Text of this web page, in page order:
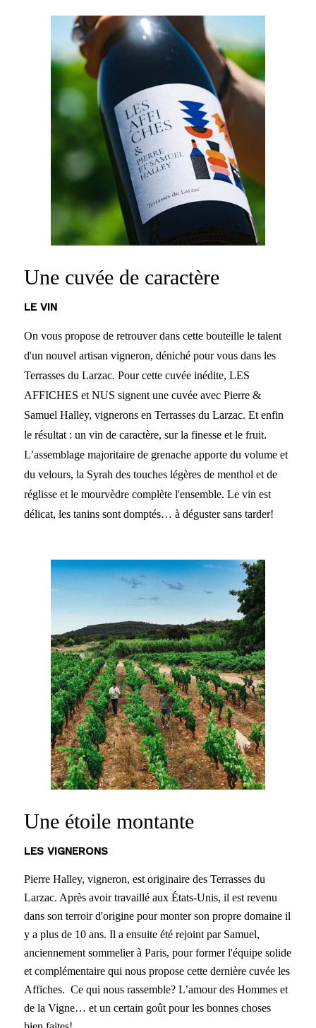
Une cuvée de caractère
LE VIN
On vous propose de retrouver dans cette bouteille le talent
d'un nouvel artisan vigneron, déniché pour vous dans les
Terrasses du Larzac. Pour cette cuvée inédite, LES
AFFICHES et NUS signent une cuvée avec Pierre &
Samuel Halley, vignerons en Terrasses du Larzac. Et enfin
le résultat : un vin de caractère, sur la finesse et le fruit.
L’assemblage majoritaire de grenache apporte du volume et
du velours, la Syrah des touches légères de menthol et de
réglisse et le mourvèdre complète l'ensemble. Le vin est
délicat, les tanins sont domptés… à déguster sans tarder!
Une étoile montante
LES VIGNERONS
Pierre Halley, vigneron, est originaire des Terrasses du
Larzac. Après avoir travaillé aux États-Unis, il est revenu
dans son terroir d'origine pour monter son propre domaine il
y a plus de 10 ans. Il a ensuite été rejoint par Samuel,
anciennement sommelier à Paris, pour former l'équipe solide
et complémentaire qui nous propose cette dernière cuvée les
Affiches. Ce qui nous rassemble? L’amour des Hommes et
de la Vigne… et un certain goût pour les bonnes choses